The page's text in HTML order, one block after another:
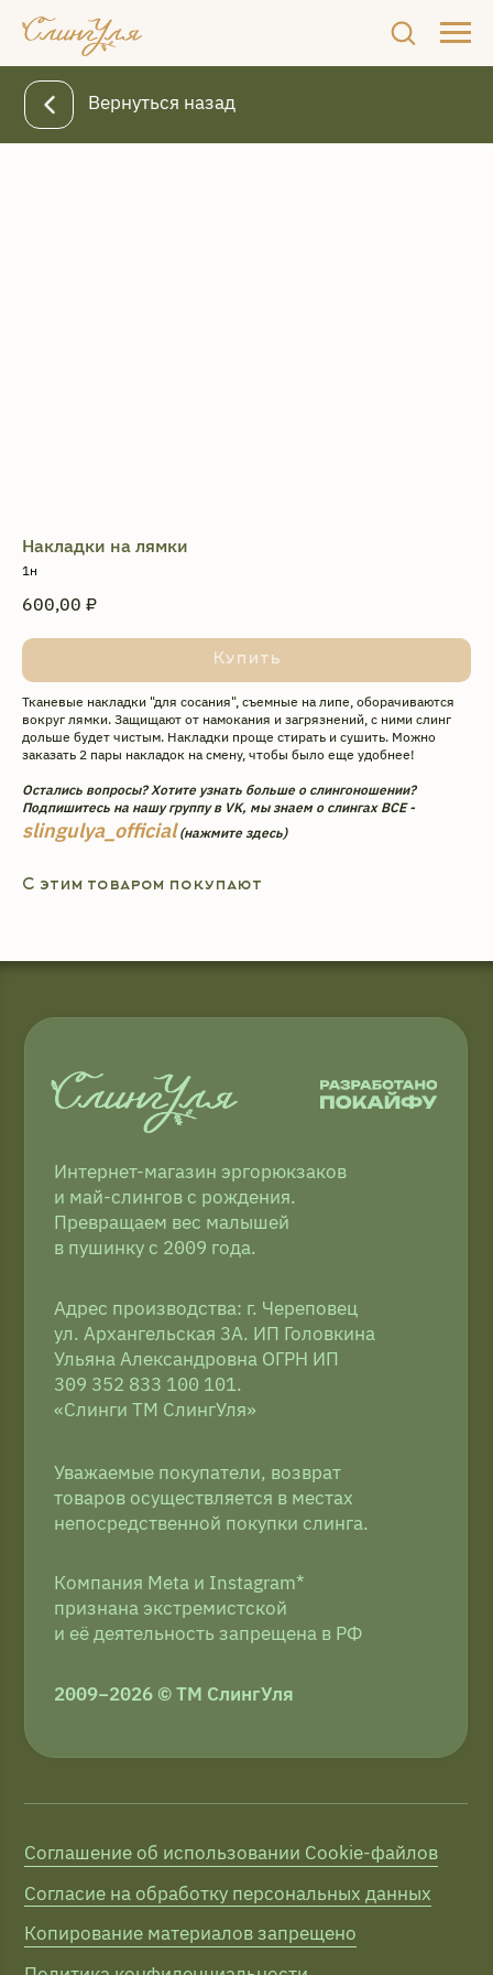
Накладки на лямки
1н
600,00 ₽
Купить
Тканевые накладки "для сосания", съемные на липе, оборачиваются
вокруг лямки. Защищают от намокания и загрязнений, с ними слинг
дольше будет чистым. Накладки проще стирать и сушить. Можно
заказать 2 пары накладок на смену, чтобы было еще удобнее!
Остались вопросы? Хотите узнать больше о слингоношении?
Подпишитесь на нашу группу в VK, мы знаем о слингах ВСЕ -
slingulya_official(нажмите здесь)
С этим товаром покупают
товаров осуществляется в местах
непосредственной покупки слинга.
Компания Meta и Instagram*
и её деятельность запрещена в РФ
2009−2026 © ТМ СлингУля
Доставка и оплата
Политика конфиденциальности
Копирование материалов запрещено
Согласие на обработку персональных данных
Интернет-магазин эргорюкзаков
в пушинку с 2009 года.
Соглашение об использовании Cookie-файлов